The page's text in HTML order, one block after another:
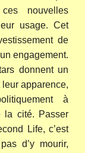
nouvelles
usage. Cet
de
engagement.
donnent un
apparence,
à
la cité. Passer
Life, c’est
d’y mourir,